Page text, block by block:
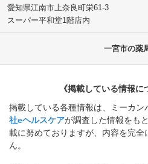
愛知県江南市 上奈良町栄61-3
スーパー平和堂1階店内
一宮市の薬
《掲載している情報に
掲載している各種情報は、ミーカン
社eヘルスケアが調査した情報をも
載に努めておりますが、内容を完
ん。